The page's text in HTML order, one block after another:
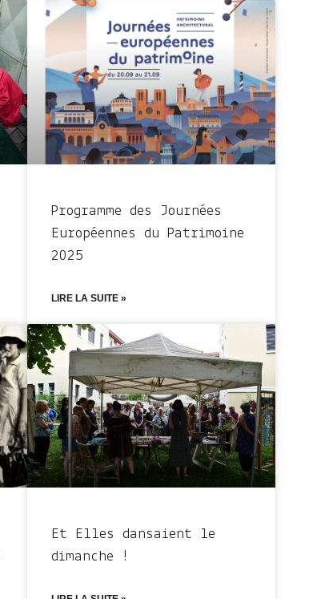
Programme des Journées
Européennes du Patrimoine
2025
LIRE LA SUITE »
Et Elles dansaient le
dimanche !